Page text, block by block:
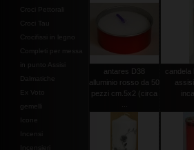
Croci Pettorali
Croci Tau
Crocifissi in legno
Completi per messa
in punto Assisi
Dalmatiche
Ex Voto
gemelli
antares D38
alluminio rosso da 50
pezzi cm.5x2 (circa
candela